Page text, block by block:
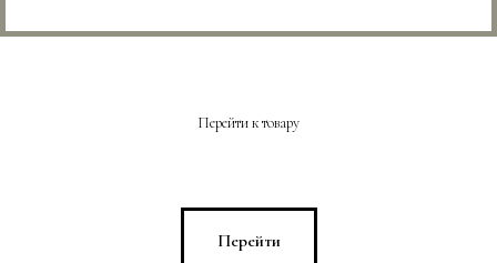
Перейти к товару
Перейти